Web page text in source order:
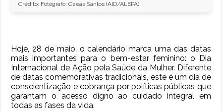
Crédito: Fotógrafo: Ozéas Santos (AID/ALEPA)
Hoje, 28 de maio, o calendário marca uma das datas
mais importantes para o bem-estar feminino: o Dia
Internacional de Ação pela Saúde da Mulher. Diferente
de datas comemorativas tradicionais, este é um dia de
conscientização e cobrança por políticas públicas que
garantam o acesso digno ao cuidado integral em
todas as fases da vida.